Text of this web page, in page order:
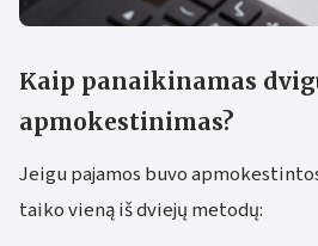
Kaip panaikinamas
apmokestinimas?
Jeigu pajamos buvo
taiko vieną iš dviejų metodų: